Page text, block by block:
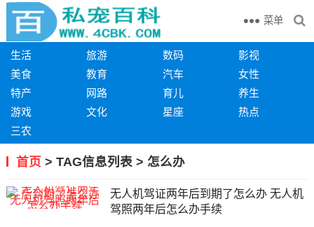
菜单
生活 旅游 数码
影视
美食
教育 汽车
女性
特产
网路 育儿
养生
游戏
文化 星座
热点
三农
首页 > TAG信息列表 > 怎么办
无人机驾证两年后到期了怎么办 无人机
驾照两年后怎么办手续